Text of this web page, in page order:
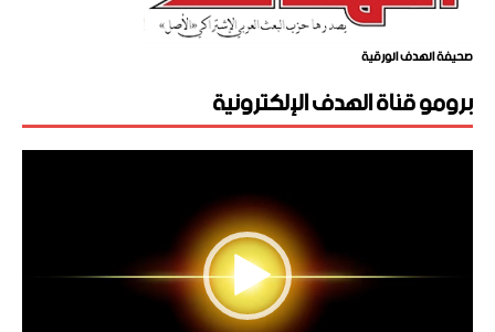
صحيفة الهدف الورقية
برومو قناة الهدف الإلكترونية
مشغل